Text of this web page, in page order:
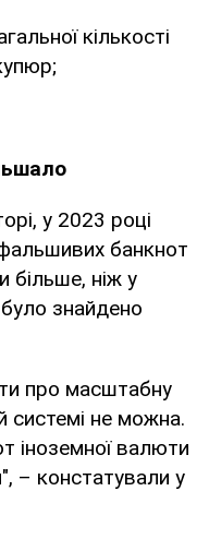
кількості
у 2023 році
банкнот
більше, ніж у
знайдено
про масштабну
системі не можна.
іноземної валюти
– констатували у